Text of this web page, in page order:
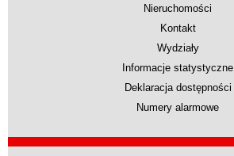
Nieruchomości
Kontakt
Wydziały
Informacje statystyczne
Deklaracja dostępności
Numery alarmowe